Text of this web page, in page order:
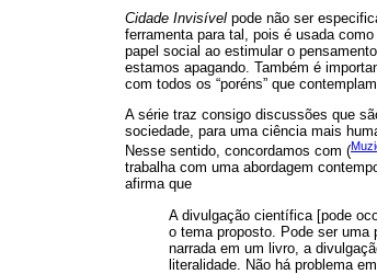
Cidade Invisível pode não ser
ferramenta para tal, pois é usada
papel social ao estimular o
estamos apagando. Também é
com todos os “poréns” que
A série traz consigo discussões que
sociedade, para uma ciência mais
Nesse sentido, concordamos com (
trabalha com uma abordagem
afirma que
A divulgação científica [pode
o tema proposto. Pode ser
narrada em um livro, a
literalidade. Não há problema